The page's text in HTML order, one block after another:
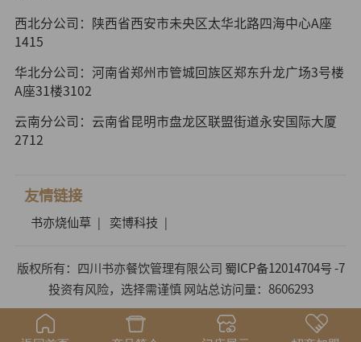
西北分公司：陕西省西安市未央区太华北路四海中心A座
1415
华北分公司：河南省郑州市管城回族区郑东升龙广场3号楼
A座31楼3102
云南分公司：云南省昆明市盘龙区联盟街道永安国际大厦
2712
友情链接
书亦烧仙草 奕博科技
版权所有：四川书亦餐饮管理有限公司 蜀ICP备12014704号 -7
投资有风险，选择需谨慎 网站总访问量：8606293